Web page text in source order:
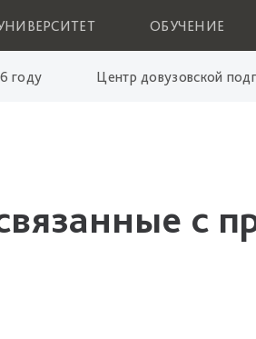
ОБУЧЕНИЕ
году Центр довузовской
с